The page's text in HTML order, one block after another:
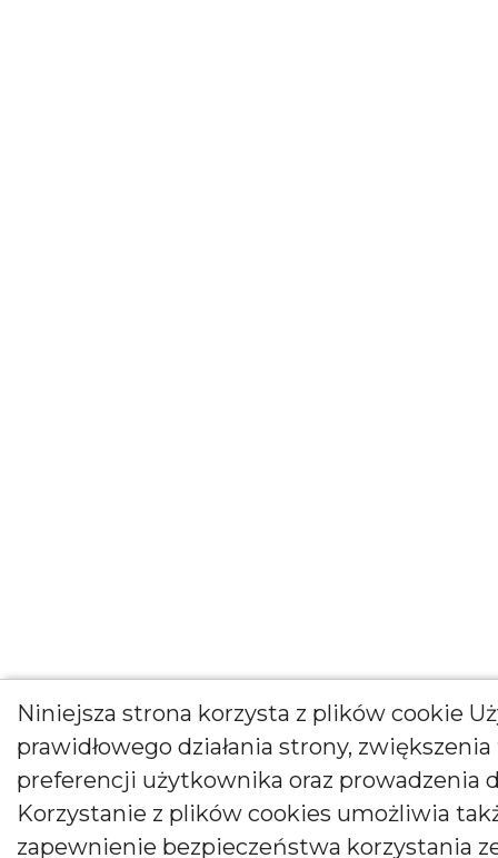
Niniejsza strona korzysta z plików cookie
prawidłowego działania strony,
preferencji użytkownika oraz prowadzenia
Korzystanie z plików cookies umożliwia
zapewnienie bezpieczeństwa korzystania